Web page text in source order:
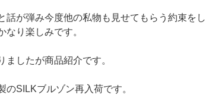
話が弾み今度他の私物も見せてもらう約束を
なり楽しみです。
ましたが商品紹介です。
のSILKブルゾン再入荷です。